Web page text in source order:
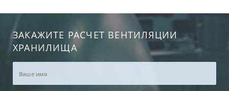
ЗАКАЖИТЕ РАСЧЕТ ВЕНТИЛЯЦИИ
ХРАНИЛИЩА